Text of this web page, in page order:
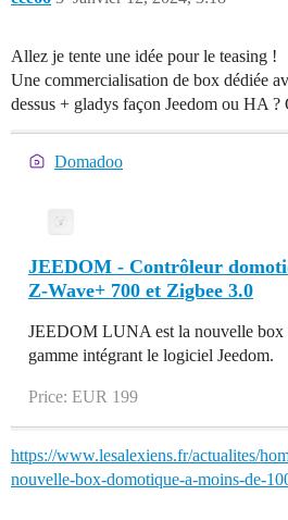
Allez je tente une idée pour le teasing !
Une commercialisation de box dédiée
dessus + gladys façon Jeedom ou HA ?
Domadoo
JEEDOM - Contrôleur
Z-Wave+ 700 et Zigbee 3.0
JEEDOM LUNA est la nouvelle box
gamme intégrant le logiciel Jeedom.
Price: EUR 199
https://www.lesalexiens.fr/actualites/
nouvelle-box-domotique-a-moins-de-